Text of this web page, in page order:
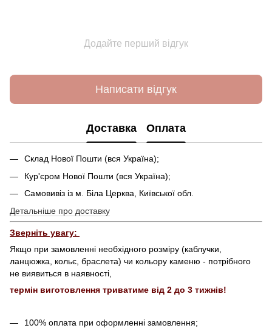
Додайте перший відгук
Написати відгук
Доставка Оплата
Склад Нової Пошти (вся Україна);
Кур'єром Нової Пошти (вся Україна);
Самовивіз із м. Біла Церква, Київської обл.
Детальніше про доставку
Зверніть увагу:
Якщо при замовленні необхідного розміру (каблучки,
ланцюжка, кольє, браслета) чи кольору каменю - потрібного
не виявиться в наявності,
термін виготовлення триватиме від 2 до 3 тижнів!
100% оплата при оформленні замовлення;